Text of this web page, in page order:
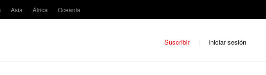
Asia África Oceanía
Suscribir Iniciar sesión